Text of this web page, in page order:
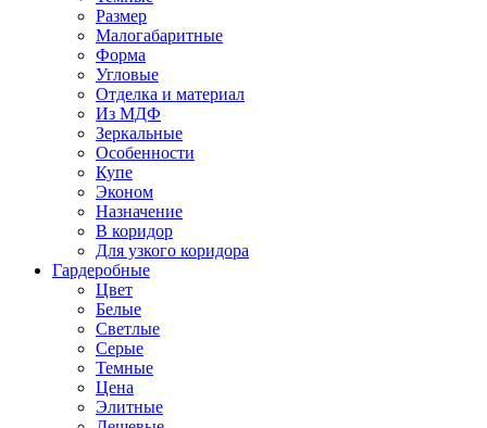
Размер
Малогабаритные
Форма
Угловые
Отделка и материал
Из МДФ
Зеркальные
Особенности
Купе
Эконом
Назначение
В коридор
Для узкого коридора
Гардеробные
Цвет
Белые
Светлые
Серые
Темные
Цена
Элитные